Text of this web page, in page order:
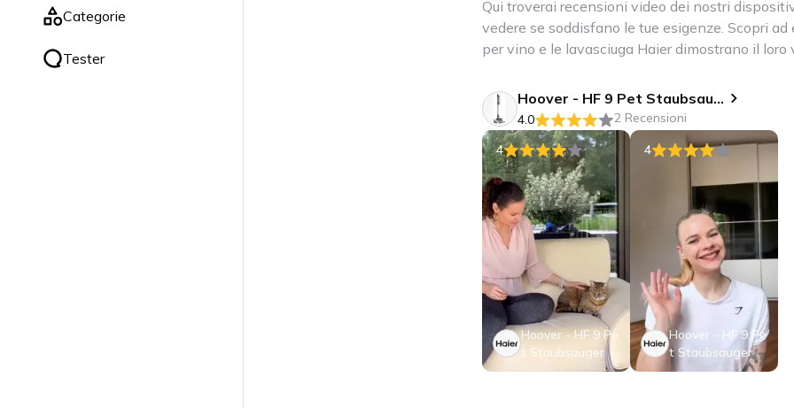
Categorie
Tester
Qui troverai recensioni video dei nostri
vedere se soddisfano le tue esigenze. Scopri ad
per vino e le lavasciuga Haier dimostrano il
Hoover - HF 9 Pet Staubsauger
4.0
2 Recensioni
4
Hoover - HF 9 Pe
t Staubsauger
4
Hoover - HF 9 Pe
t Staubsauger